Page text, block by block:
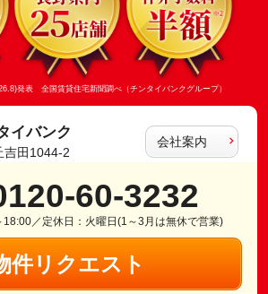
発表 全国賃貸住宅新聞調べ（チンタイバンクグループ）
イバンク
吉田1044-2
会社案内
60-3232
／定休日：火曜日(1～3月は無休で営業)
件リクエスト